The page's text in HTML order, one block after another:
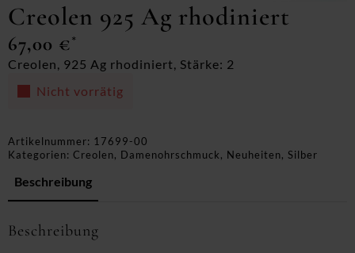
Creolen 925 Ag rhodiniert
67,00 €*
Creolen, 925 Ag rhodiniert, Stärke: 2
Nicht vorrätig
Artikelnummer: 17699-00
Kategorien: Creolen, Damenohrschmuck, Neuheiten, Silber
Beschreibung
Beschreibung